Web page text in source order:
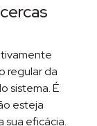
regular da
sistema. É
esteja
sua eficácia.